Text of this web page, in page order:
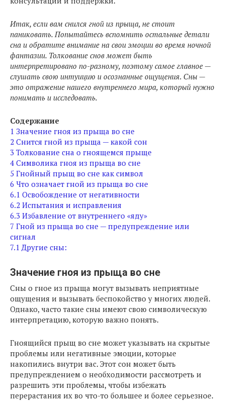
Итак, если вам снился гной из прыща, не стоит
паниковать. Попытайтесь вспомнить остальные детали
сна и обратите внимание на свои эмоции во время ночной
фантазии. Толкование снов может быть
интерпретировано по-разному, поэтому самое главное —
слушать свою интуицию и осознанные ощущения. Сны —
это отражение нашего внутреннего мира, который нужно
понимать и исследовать.
Содержание
1 Значение гноя из прыща во сне
2 Снится гной из прыща — какой сон
3 Толкование сна о гноящемся прыще
4 Символика гноя из прыща во сне
5 Гнойный прыщ во сне как символ
6 Что означает гной из прыща во сне
6.1 Освобождение от негативности
6.2 Испытания и исправления
6.3 Избавление от внутреннего «яду»
7 Гной из прыща во сне — предупреждение или
сигнал
7.1 Другие сны:
Значение гноя из прыща во сне
Сны о гное из прыща могут вызывать неприятные
ощущения и вызывать беспокойство у многих людей.
Однако, часто такие сны имеют свою символическую
интерпретацию, которую важно понять.
Гноящийся прыщ во сне может указывать на скрытые
проблемы или негативные эмоции, которые
накопились внутри вас. Этот сон может быть
предупреждением о необходимости рассмотреть и
разрешить эти проблемы, чтобы избежать
перерастания их во что-то большее и более серьезное.